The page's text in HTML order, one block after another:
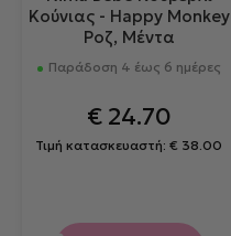
Κούνιας - Happy Monkey
Ροζ, Μέντα
Παράδοση 4 έως 6 ημέρες
€24.70
Τιμή κατασκευαστή:€ 38.00